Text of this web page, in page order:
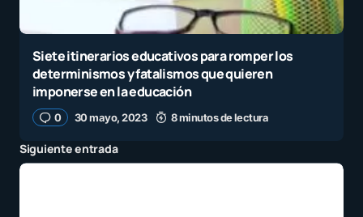
Siete itinerarios educativos para romper los
determinismos y fatalismos que quieren
imponerse en la educación
0 30 mayo, 2023 8 minutos de lectura
Siguiente entrada